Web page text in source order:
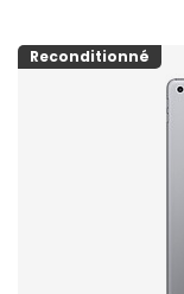
Reconditionné